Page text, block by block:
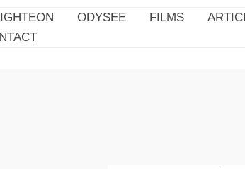
ODYSEE FILMS